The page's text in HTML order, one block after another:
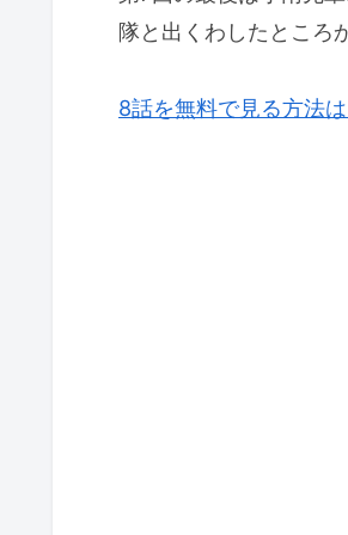
隊と出くわしたところ
8話を無料で見る方法